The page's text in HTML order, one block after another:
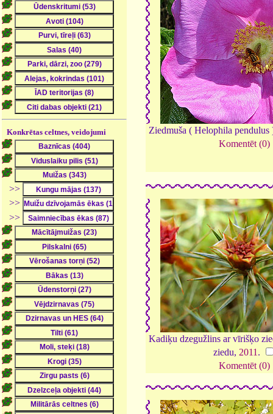
Konkrētas celtnes, veidojumi
>>
>>
>>
Ziedmuša ( Helophila
Komentēt (0)
Kadiķu dzegužlins ar vīrišķo
ziedu, 2011 .
Komentēt (0)